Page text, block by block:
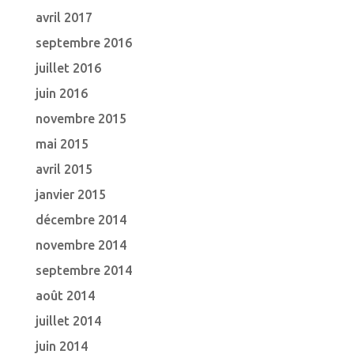
avril 2017
septembre 2016
juillet 2016
juin 2016
novembre 2015
mai 2015
avril 2015
janvier 2015
décembre 2014
novembre 2014
septembre 2014
août 2014
juillet 2014
juin 2014